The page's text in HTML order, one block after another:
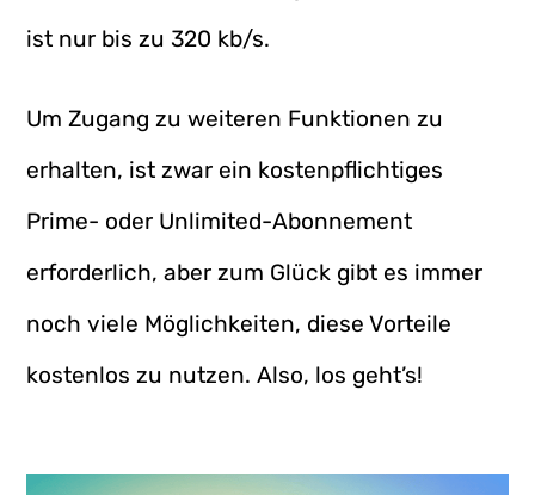
ist nur bis zu 320 kb/s.
Um Zugang zu weiteren Funktionen zu
erhalten, ist zwar ein kostenpflichtiges
Prime- oder Unlimited-Abonnement
erforderlich, aber zum Glück gibt es immer
noch viele Möglichkeiten, diese Vorteile
kostenlos zu nutzen. Also, los geht’s!